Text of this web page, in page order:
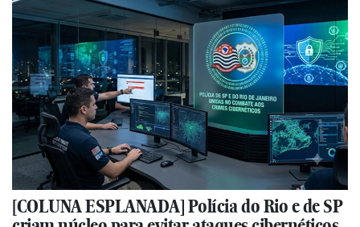
[COLUNA ESPLANADA] Polícia do Rio e de SP